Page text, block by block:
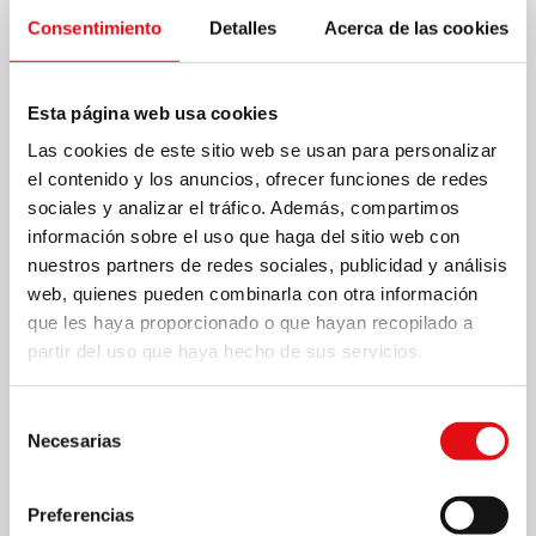
Consentimiento Detalles Acerca de las cookies
Esta página web usa cookies
Las cookies de este sitio web se usan para personalizar
el contenido y los anuncios, ofrecer funciones de redes
sociales y analizar el tráfico. Además, compartimos
información sobre el uso que haga del sitio web con
nuestros partners de redes sociales, publicidad y análisis
web, quienes pueden combinarla con otra información
que les haya proporcionado o que hayan recopilado a
partir del uso que haya hecho de sus servicios.
Necesarias
Preferencias
mundo maravilloso de poemas, y se moverán a leer
los comentarios en prosa.
La espiritualidad de San Juan de la Cruz
La espiritualidad de San Juan de la Cruz es
enteramente teologal. Desde que da el santo con el
esquema teologal en 2S c. 6 se ilumina y organiza
perfectamente todo su magisterio. Desde ese
capítulo hasta el final de la Subida todo es doctrina
embebida la palabra de Dios, de la que Juan de la